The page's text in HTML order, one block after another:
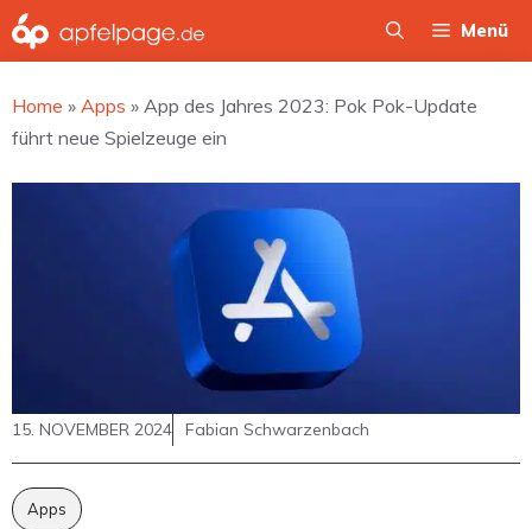
Zum
Inhalt
Menü
Home » Apps » App des Jahres 2023: Pok Pok-Update
führt neue Spielzeuge ein
15. NOVEMBER 2024 Fabian Schwarzenbach
Apps